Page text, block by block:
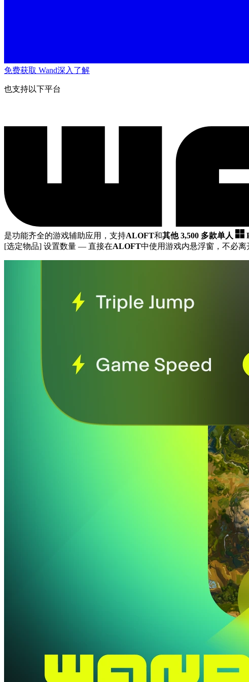
免费获取 Wand深入了解
也支持以下平台
是功能齐全的游戏辅助应用，支持ALOFT和其他 3,500 多款单人
[选定物品] 设置数量 — 直接在ALOFT中使用游戏内悬浮窗，不必离